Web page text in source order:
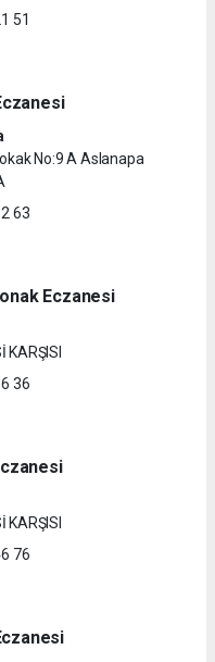
51
No:9 A Aslanapa
63
Eczanesi
KARŞISI
36
KARŞISI
76